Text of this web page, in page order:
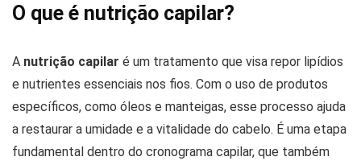
O que é nutrição capilar?
A nutrição capilar é um tratamento que visa repor lipídios
e nutrientes essenciais nos fios. Com o uso de produtos
específicos, como óleos e manteigas, esse processo ajuda
a restaurar a umidade e a vitalidade do cabelo. É uma etapa
fundamental dentro do cronograma capilar, que também